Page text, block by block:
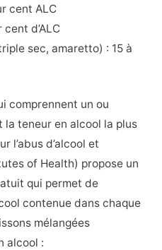
cent ALC
cent d’ALC
sec, amaretto) : 15 à
comprennent un ou
la teneur en alcool la plus
l’abus d’alcool et
of Health) propose un
qui permet de
contenue dans chaque
mélangées
alcool :